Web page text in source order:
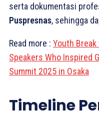
serta dokumentasi
Puspresnas, sehingga
Read more : Youth
Speakers Who Inspired
Summit 2025 in Osaka
Timeline